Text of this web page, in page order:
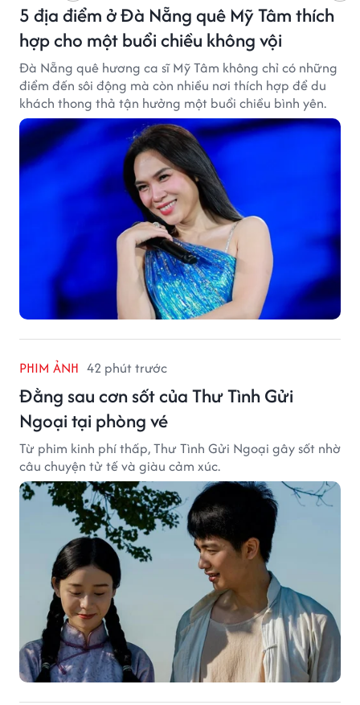
5 địa điểm ở Đà Nẵng quê Mỹ Tâm thích
hợp cho một buổi chiều không vội
Đà Nẵng quê hương ca sĩ Mỹ Tâm không chỉ có những
điểm đến sôi động mà còn nhiều nơi thích hợp để du
khách thong thả tận hưởng một buổi chiều bình yên.
PHIM ẢNH 42 phút trước
Đằng sau cơn sốt của Thư Tình Gửi
Ngoại tại phòng vé
Từ phim kinh phí thấp, Thư Tình Gửi Ngoại gây sốt nhờ
câu chuyện tử tế và giàu cảm xúc.